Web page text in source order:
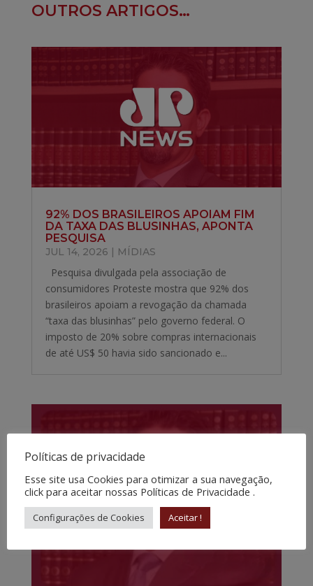
OUTROS ARTIGOS…
92% DOS BRASILEIROS APOIAM FIM
DA TAXA DAS BLUSINHAS, APONTA
PESQUISA
JUL 14, 2026 MÍDIAS
Pesquisa divulgada pela associação de
consumidores Proteste mostra que 92% dos
brasileiros apoiam a revogação da chamada
“taxa das blusinhas” pelo governo federal. O
imposto de 20% sobre compras internacionais
de até US$ 50 havia sido sancionado e...
Políticas de privacidade
Esse site usa Cookies para otimizar a sua navegação,
click para aceitar nossas Políticas de Privacidade .
Configurações de Cookies Aceitar !